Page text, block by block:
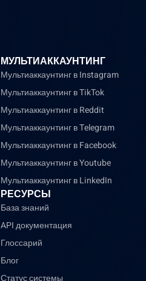
МУЛЬТИАККАУНТИНГ
Мультиаккаунтинг в Instagram
Мультиаккаунтинг в TikTok
Мультиаккаунтинг в Reddit
Мультиаккаунтинг в Telegram
Мультиаккаунтинг в Facebook
Мультиаккаунтинг в Youtube
Мультиаккаунтинг в LinkedIn
РЕСУРСЫ
База знаний
API документация
Глоссарий
Блог
Статус системы